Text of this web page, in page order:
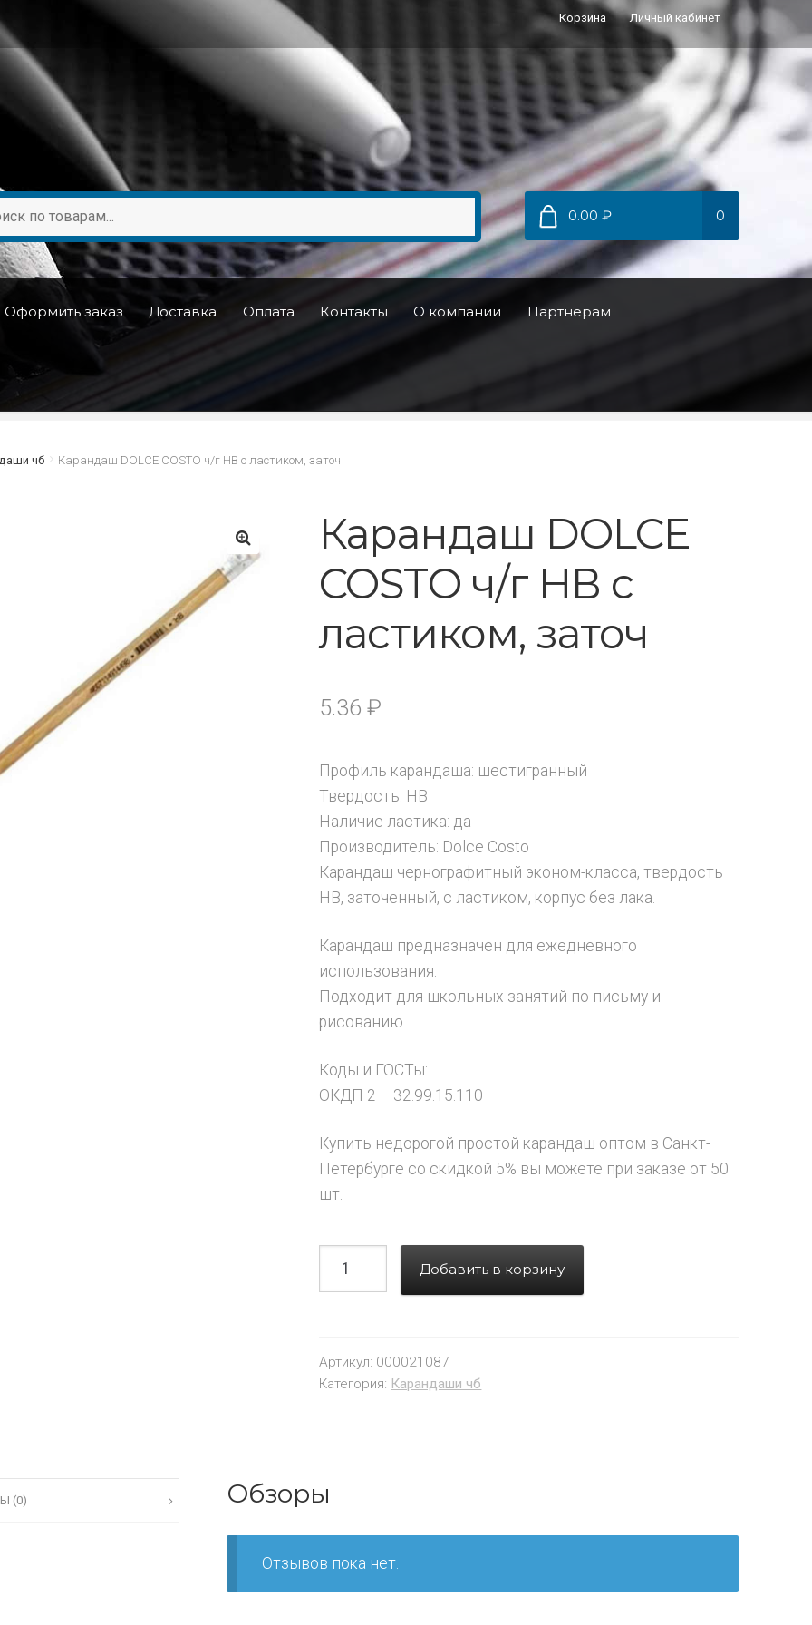
Корзина Личный кабинет
0.00 ₽ 0
Оформить заказ Доставка Оплата Контакты О компании Партнерам
чб Карандаш DOLCE COSTO ч/г НВ с ластиком, заточ
🔍
Карандаш DOLCE
COSTO ч/г НВ с
ластиком, заточ
5.36₽
Профиль карандаша: шестигранный
Твердость: HB
Наличие ластика: да
Производитель: Dolce Costo
Карандаш чернографитный эконом-класса, твердость
HB, заточенный, с ластиком, корпус без лака.
Карандаш предназначен для ежедневного
использования.
Подходит для школьных занятий по письму и
рисованию.
Коды и ГОСТы:
ОКДП 2 – 32.99.15.110
Купить недорогой простой карандаш оптом в Санкт-
Петербурге со скидкой 5% вы можете при заказе от 50
шт.
Добавить в корзину
Артикул: 000021087
Категория: Карандаши чб
(0) Обзоры
Отзывов пока нет.